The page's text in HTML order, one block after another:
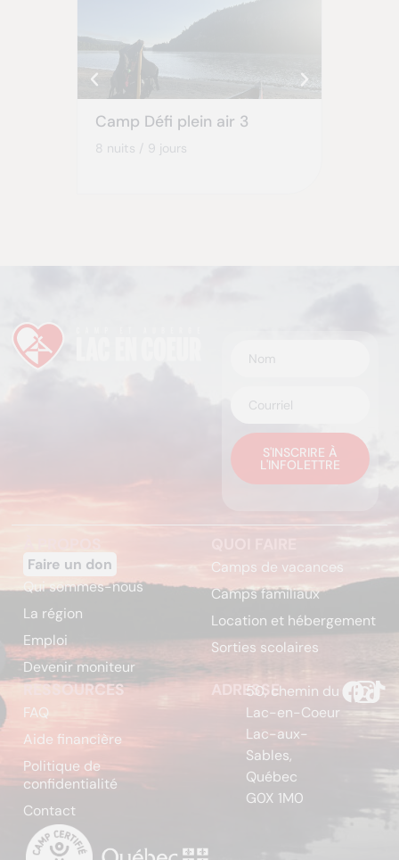
Camp Défi plein air 3
8 nuits / 9 jours
S'INSCRIRE À
L'INFOLETTRE
Faire un don
Qui sommes-nous
La région
Emploi
Devenir moniteur
Camps de vacances
Camps familiaux
Location et hébergement
Sorties scolaires
RESSOURCES
FAQ
Aide financière
Politique de
confidentialité
Contact
ADRESSE50, chemin du
Lac-en-Coeur
Lac-aux-
Sables,
Québec
G0X 1M0